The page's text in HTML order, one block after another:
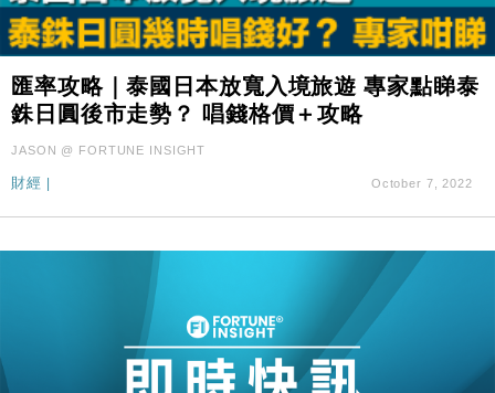
匯率攻略｜泰國日本放寬入境旅遊 專家點睇泰
銖日圓後市走勢？ 唱錢格價＋攻略
JASON @ FORTUNE INSIGHT
財經 October 7, 2022